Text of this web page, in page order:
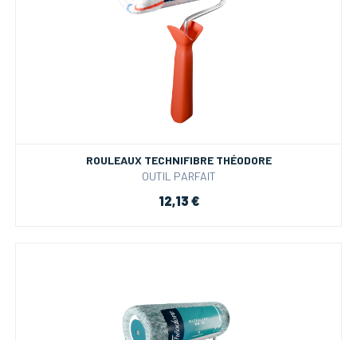
ROULEAUX TECHNIFIBRE THÉODORE
OUTIL PARFAIT
12,13 €